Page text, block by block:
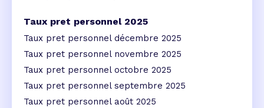
Taux pret personnel 2025
Taux pret personnel décembre 2025
Taux pret personnel novembre 2025
Taux pret personnel octobre 2025
Taux pret personnel septembre 2025
Taux pret personnel août 2025